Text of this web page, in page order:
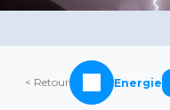
< Retour Energie